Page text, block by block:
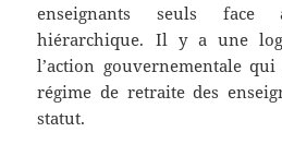
enseignants seuls
hiérarchique. Il y a une
l’action gouvernementale
régime de retraite des
statut.